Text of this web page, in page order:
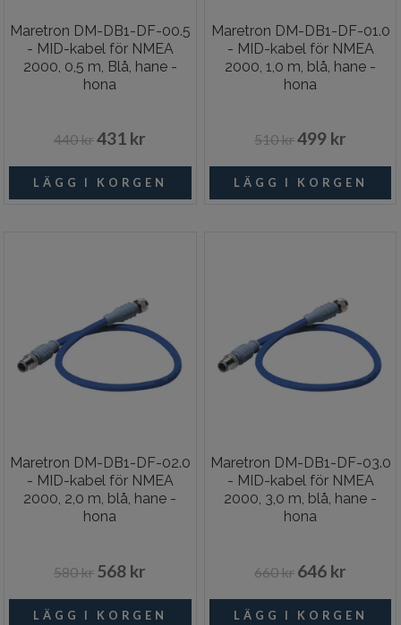
Maretron DM-DB1-DF-00.5
- MID-kabel för NMEA
2000, 0,5 m, Blå, hane -
hona
440 kr431 kr
Maretron DM-DB1-DF-01.0
- MID-kabel för NMEA
2000, 1,0 m, blå, hane -
hona
510 kr499 kr
Maretron DM-DB1-DF-02.0
- MID-kabel för NMEA
2000, 2,0 m, blå, hane -
hona
580 kr 568 kr
Maretron DM-DB1-DF-03.0
- MID-kabel för NMEA
2000, 3,0 m, blå, hane -
hona
660 kr 646 kr